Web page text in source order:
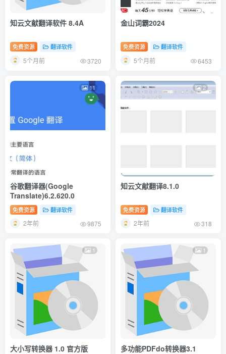
知云文献翻译软件 8.4A
免费资源 翻译软件
5个月前 3720
金山词霸2024
免费资源 翻译软件
5个月前 6453
11
谷歌翻译器(Google
Translate)6.2.620.0
免费资源 翻译软件
2年前 9875
2
知云文献翻译8.1.0
免费资源 翻译软件
2年前 318
1
大小写转换器 1.0 官方版
1
多功能PDFdo转换器3.1